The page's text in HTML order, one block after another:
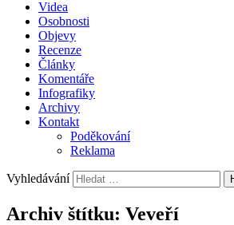
Videa
Osobnosti
Objevy
Recenze
Články
Komentáře
Infografiky
Archivy
Kontakt
Poděkování
Reklama
Vyhledávání
Archiv štítku: Veveří